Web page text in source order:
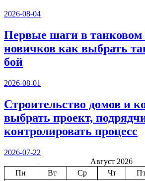
2026-08-04
Первые шаги в танковом
новичков как выбрать
бой
2026-08-01
Строительство домов и
выбрать проект,
контролировать процесс
2026-07-22
Август 2026
Пн
Вт Ср Чт